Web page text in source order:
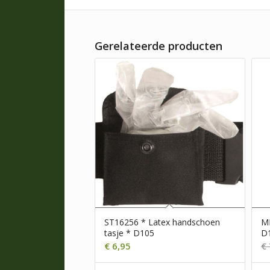
Gerelateerde producten
ST16256 * Latex handschoen
tasje * D105
€ 6,95 €